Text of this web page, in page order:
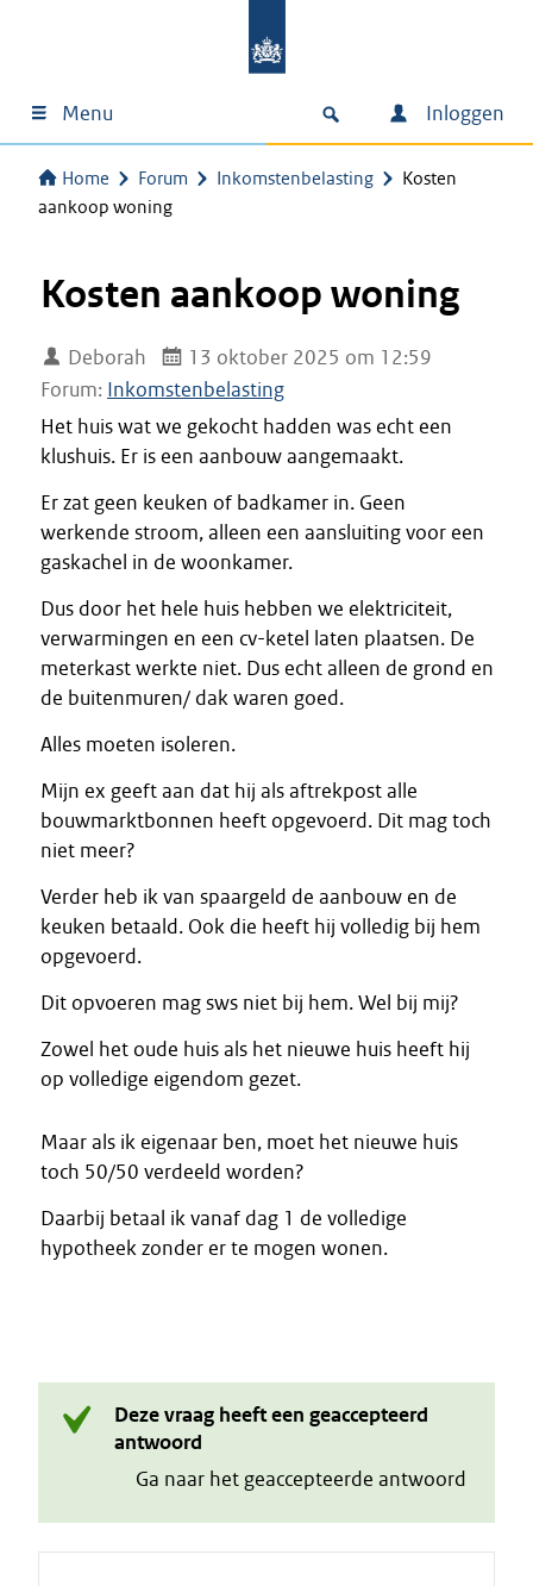
Menu Inloggen
Home Forum Inkomstenbelasting
Kosten
aankoop woning
Kosten aankoop woning
Deborah
13 oktober 2025 om 12:59
Forum: Inkomstenbelasting
Het huis wat we gekocht hadden was echt een
klushuis. Er is een aanbouw aangemaakt.
Er zat geen keuken of badkamer in. Geen
werkende stroom, alleen een aansluiting voor een
gaskachel in de woonkamer.
Dus door het hele huis hebben we elektriciteit,
verwarmingen en een cv-ketel laten plaatsen. De
meterkast werkte niet. Dus echt alleen de grond en
de buitenmuren/ dak waren goed.
Alles moeten isoleren.
Mijn ex geeft aan dat hij als aftrekpost alle
bouwmarktbonnen heeft opgevoerd. Dit mag toch
niet meer?
Verder heb ik van spaargeld de aanbouw en de
keuken betaald. Ook die heeft hij volledig bij hem
opgevoerd.
Dit opvoeren mag sws niet bij hem. Wel bij mij?
Zowel het oude huis als het nieuwe huis heeft hij
op volledige eigendom gezet.
Maar als ik eigenaar ben, moet het nieuwe huis
toch 50/50 verdeeld worden?
Daarbij betaal ik vanaf dag 1 de volledige
hypotheek zonder er te mogen wonen.
Deze vraag heeft een geaccepteerd
antwoord
Ga naar het geaccepteerde antwoord